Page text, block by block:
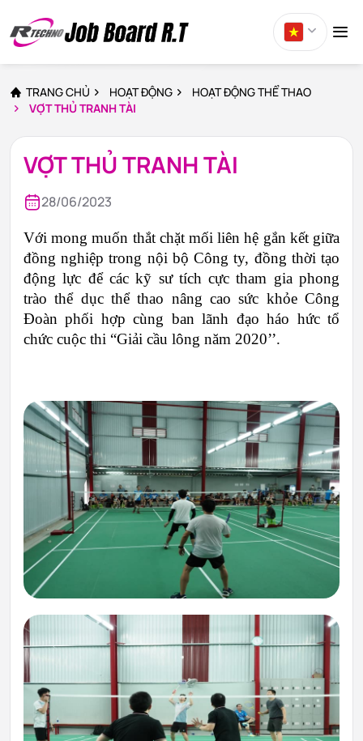
TRANG CHỦ HOẠT ĐỘNG
HOẠT ĐỘNG THỂ THAO
VỢT THỦ TRANH TÀI
VỢT THỦ TRANH TÀI
28/06/2023
Với mong muốn thắt chặt mối liên hệ gắn kết giữa
đồng nghiệp trong nội bộ Công ty, đồng thời tạo
động lực để các kỹ sư tích cực tham gia phong
trào thể dục thể thao nâng cao sức khỏe Công
Đoàn phối hợp cùng ban lãnh đạo háo hức tổ
chức cuộc thi “Giải cầu lông năm 2020’’.